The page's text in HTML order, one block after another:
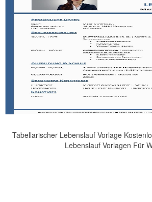
Tabellarischer Lebenslauf Vorlage
Lebenslauf Vorlagen Für